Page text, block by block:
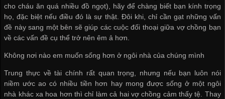
cho cháu ăn quá nhiều đồ ngọt), hãy để chàng biết bạn kính trọng
họ, đặc biệt nếu điều đó là sự thật. Đôi khi, chỉ cần gạt những vấn
đề này sang một bên sẽ giúp các cuộc đối thoại giữa vợ chồng bạn
về các vấn đề cụ thể trở nên êm ả hơn.
Không nơi nào em muốn sống hơn ở ngôi nhà của chúng mình
Trung thực về tài chính rất quan trọng, nhưng nếu bạn luôn nói
niềm ước ao có nhiều tiền hơn hay mong được sống ở một ngôi
nhà khác xa hoa hơn thì chỉ làm cả hai vợ chồng cảm thấy tệ. Thay